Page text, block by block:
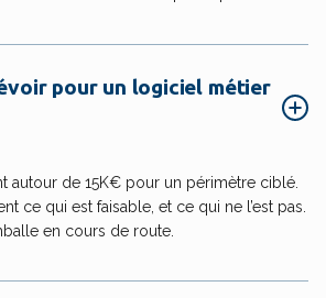
pour un logiciel métier
autour de 15K€ pour un périmètre ciblé.
ce qui est faisable, et ce qui ne l’est pas.
en cours de route.